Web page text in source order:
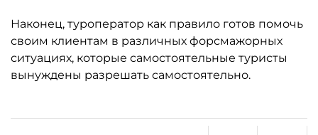
Наконец, туроператор как правило готов помочь
своим клиентам в различных форсмажорных
ситуациях, которые самостоятельные туристы
вынуждены разрешать самостоятельно.